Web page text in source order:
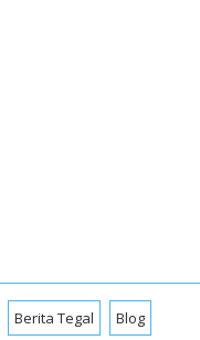
Berita Tegal Blog